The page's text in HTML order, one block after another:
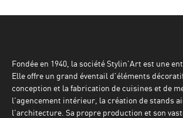
Fondée en 1940, la société Stylin'Art est une
Elle offre un grand éventail d'éléments
conception et la fabrication de cuisines et de
l'agencement intérieur, la création de stands
l'architecture. Sa propre production et son